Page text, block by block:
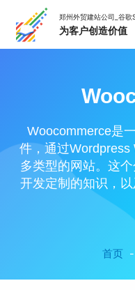
Woocommerce是
件，通过wordpress
多类型的网站。这
开发定制的知识，
首页